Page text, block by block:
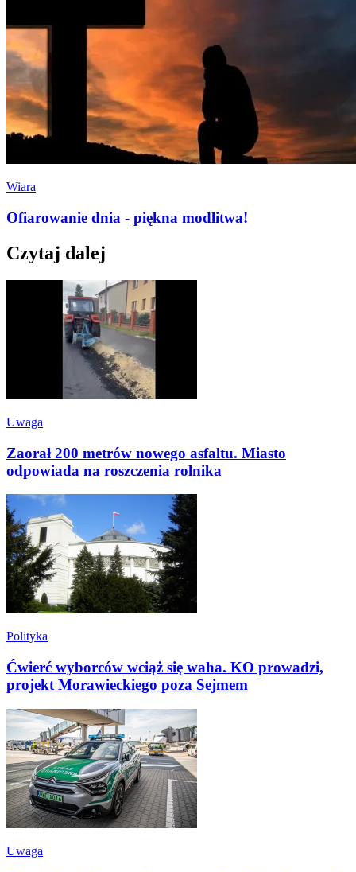
Wiara
Ofiarowanie dnia - piękna modlitwa!
Czytaj dalej
Uwaga
Zaorał 200 metrów nowego asfaltu. Miasto
odpowiada na roszczenia rolnika
Polityka
Ćwierć wyborców wciąż się waha. KO prowadzi,
projekt Morawieckiego poza Sejmem
Uwaga